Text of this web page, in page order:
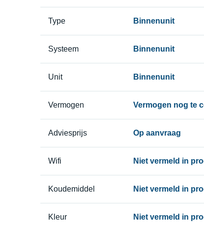
Type Binnenunit
Systeem Binnenunit
Unit Binnenunit
Vermogen Vermogen nog te
Adviesprijs Op aanvraag
Wifi Niet vermeld in
Koudemiddel Niet vermeld in
Kleur Niet vermeld in